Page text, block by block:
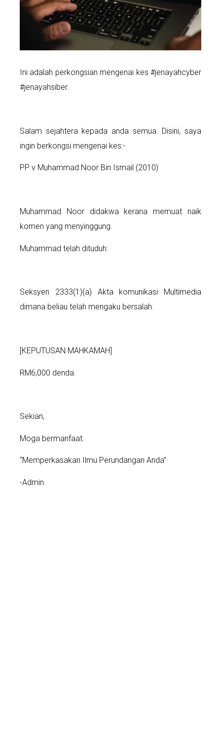
Ini adalah perkongsian mengenai kes #jenayahcyber
#jenayahsiber.
Salam sejahtera kepada anda semua. Disini, saya
ingin berkongsi mengenai kes:-
PP v Muhammad Noor Bin Ismail (2010)
Muhammad Noor didakwa kerana memuat naik
komen yang menyinggung.
Muhammad telah dituduh:
Seksyen 2333(1)(a) Akta komunikasi Multimedia
dimana beliau telah mengaku bersalah.
[KEPUTUSAN MAHKAMAH]
RM6,000 denda.
Sekian,
Moga bermanfaat.
“Memperkasakan Ilmu Perundangan Anda”
-Admin.